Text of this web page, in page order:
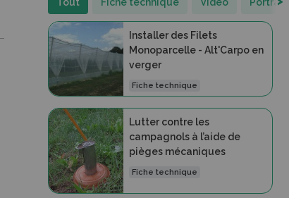
Installer des Filets
Monoparcelle - Alt'Carpo en
verger
Fiche technique
Lutter contre les
campagnols à l’aide de
pièges mécaniques
Fiche technique